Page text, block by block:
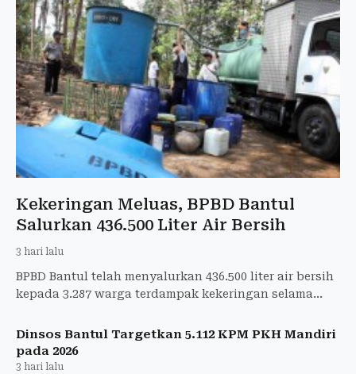
Kekeringan Meluas, BPBD Bantul
Salurkan 436.500 Liter Air Bersih
3 hari lalu
BPBD Bantul telah menyalurkan 436.500 liter air bersih
kepada 3.287 warga terdampak kekeringan selama
Dinsos Bantul Targetkan 5.112 KPM PKH Mandiri
pada 2026
3 hari lalu